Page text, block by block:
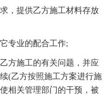
，提供乙方施工材料存放
专业的配合工作;
方施工的有关问题，并应
(乙方按照施工方案进行施
相关管理部门的干预，被